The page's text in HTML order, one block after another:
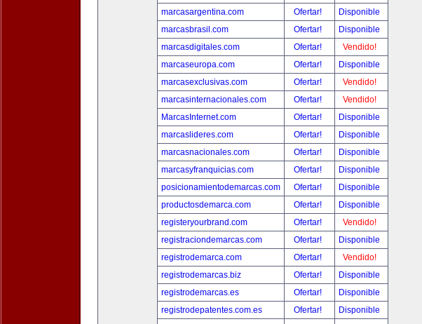
marcasargentina.com
Ofertar!
Disponible
marcasbrasil.com
Ofertar!
Disponible
marcasdigitales.com
Ofertar!
Vendido!
marcaseuropa.com
Ofertar!
Disponible
marcasexclusivas.com
Ofertar!
Vendido!
marcasinternacionales.com
Ofertar!
Vendido!
MarcasInternet.com
Ofertar!
Disponible
marcaslideres.com
Ofertar!
Disponible
marcasnacionales.com
Ofertar!
Disponible
marcasyfranquicias.com
Ofertar!
Disponible
posicionamientodemarcas.com
Ofertar!
Disponible
productosdemarca.com
Ofertar!
Disponible
registeryourbrand.com
Ofertar!
Vendido!
registraciondemarcas.com
Ofertar!
Disponible
registrodemarca.com
Ofertar!
Vendido!
registrodemarcas.biz
Ofertar!
Disponible
registrodemarcas.es
Ofertar!
Disponible
registrodepatentes.com.es
Ofertar!
Disponible